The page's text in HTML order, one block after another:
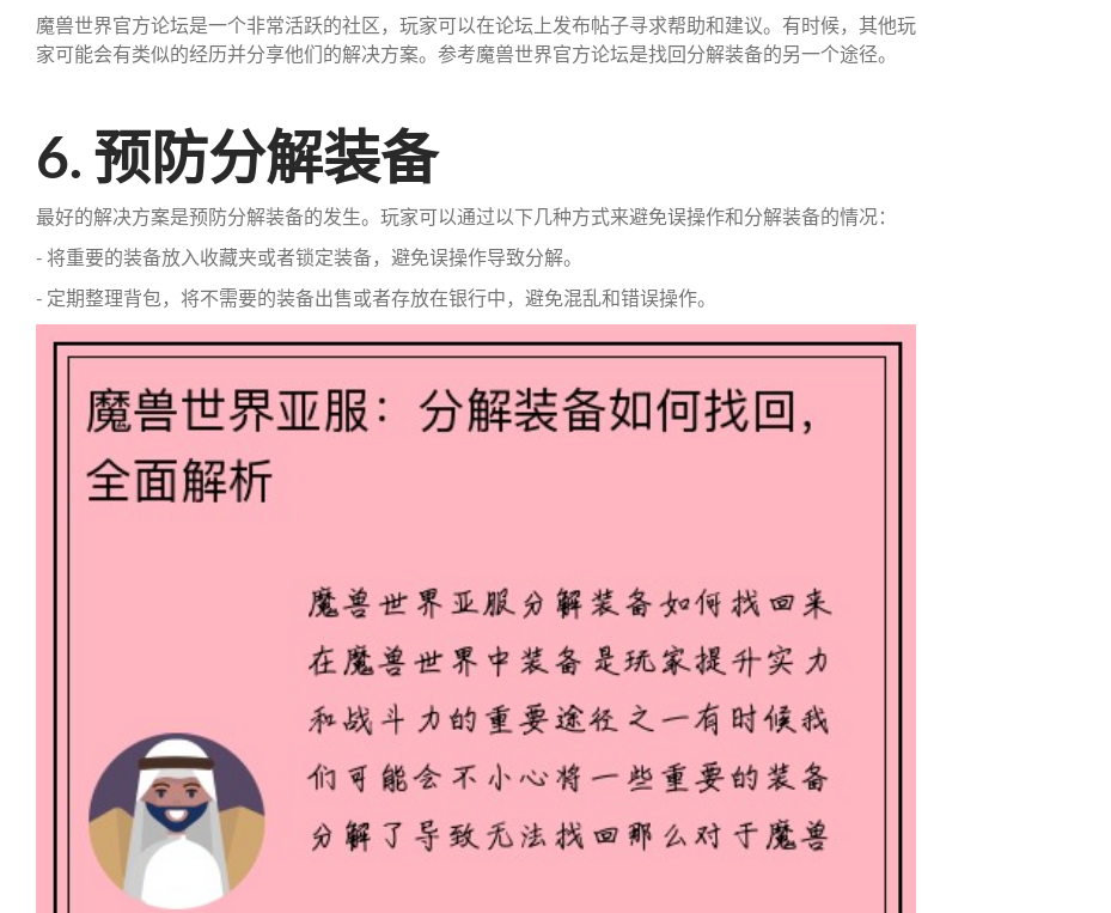
魔兽世界官方论坛是一个非常活跃的社区，玩家可以在论坛上发布帖子寻求帮助和建议。有时候，其他玩
家可能会有类似的经历并分享他们的解决方案。参考魔兽世界官方论坛是找回分解装备的另一个途径。
6. 预防分解装备
最好的解决方案是预防分解装备的发生。玩家可以通过以下几种方式来避免误操作和分解装备的情况：
- 将重要的装备放入收藏夹或者锁定装备，避免误操作导致分解。
- 定期整理背包，将不需要的装备出售或者存放在银行中，避免混乱和错误操作。